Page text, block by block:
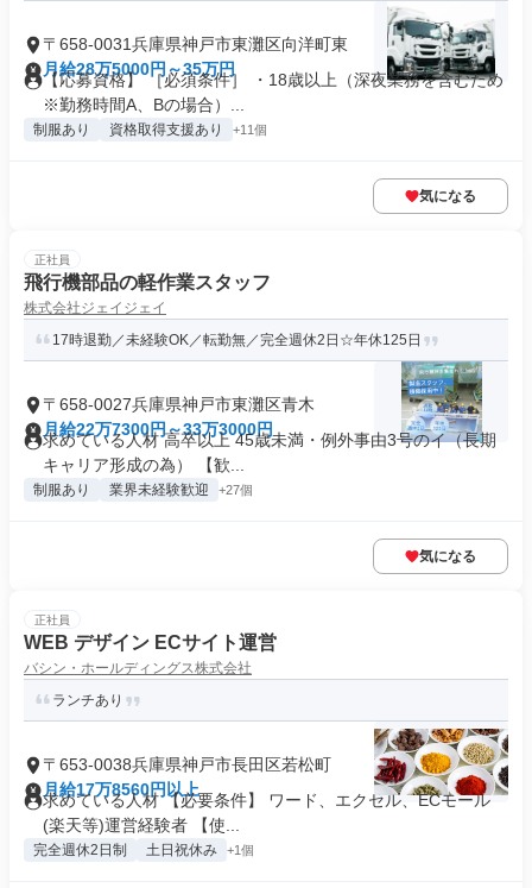
〒658-0031兵庫県神戸市東灘区向洋町東
月給28万5000円～35万円
【応募資格】 ［必須条件］ ・18歳以上（深夜業務を含むため
※勤務時間A、Bの場合）...
制服あり 資格取得支援あり +11個
気になる
正社員
飛行機部品の軽作業スタッフ
株式会社ジェイジェイ
17時退勤／未経験OK／転勤無／完全週休2日☆年休125日
〒658-0027兵庫県神戸市東灘区青木
月給22万7300円～33万3000円
求めている人材 高卒以上 45歳未満・例外事由3号のイ（長期
キャリア形成の為） 【歓...
制服あり 業界未経験歓迎 +27個
気になる
正社員
WEB デザイン ECサイト運営
バシン・ホールディングス株式会社
ランチあり
〒653-0038兵庫県神戸市長田区若松町
月給17万8560円以上
求めている人材 【必要条件】 ワード、エクセル、ECモール
(楽天等)運営経験者 【使...
完全週休2日制 土日祝休み +1個